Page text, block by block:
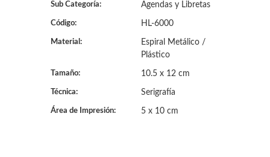
Sub Categoría: Agendas y Libretas
Código: HL-6000
Material:
Espiral Metálico /
Plástico
Tamaño: 10.5 x 12 cm
Técnica: Serigrafía
Área de Impresión: 5 x 10 cm